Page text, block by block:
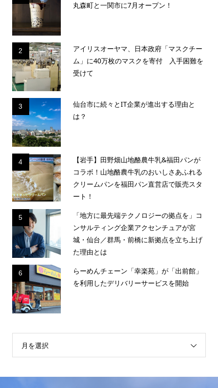
丸森町と一関市に7月オープン！
2
アイリスオーヤマ、日本政府「マスクチー
ム」に40万枚のマスクを寄付 入手困難を
受けて
3
仙台市に続々とIT企業が進出する理由と
は？
4
【岩手】田野畑山地酪農牛乳&福田パンが
コラボ！山地酪農牛乳のおいしさあふれる
クリームパンを福田パン直営店で販売スタ
ート！
5
「地方に最先端テクノロジーの拠点を」コ
ンサルティング企業アクセンチュアが宮
城・仙台／群馬・前橋に新拠点を立ち上げ
た理由とは
6
らーめんチェーン「幸楽苑」が「出前館」
を利用したデリバリーサービスを開始
月を選択